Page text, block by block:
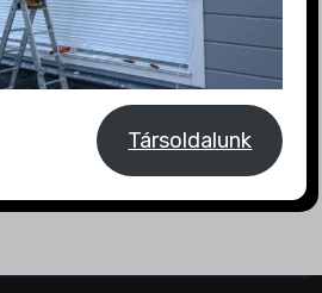
Társoldalunk